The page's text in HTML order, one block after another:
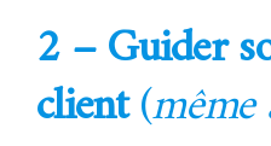
2 – Guider
client(